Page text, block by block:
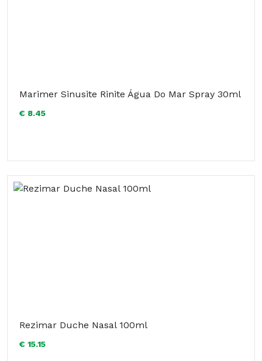
Marimer Sinusite Rinite Água Do Mar Spray 30ml
€ 8.45
Rezimar Duche Nasal 100ml
€ 15.15